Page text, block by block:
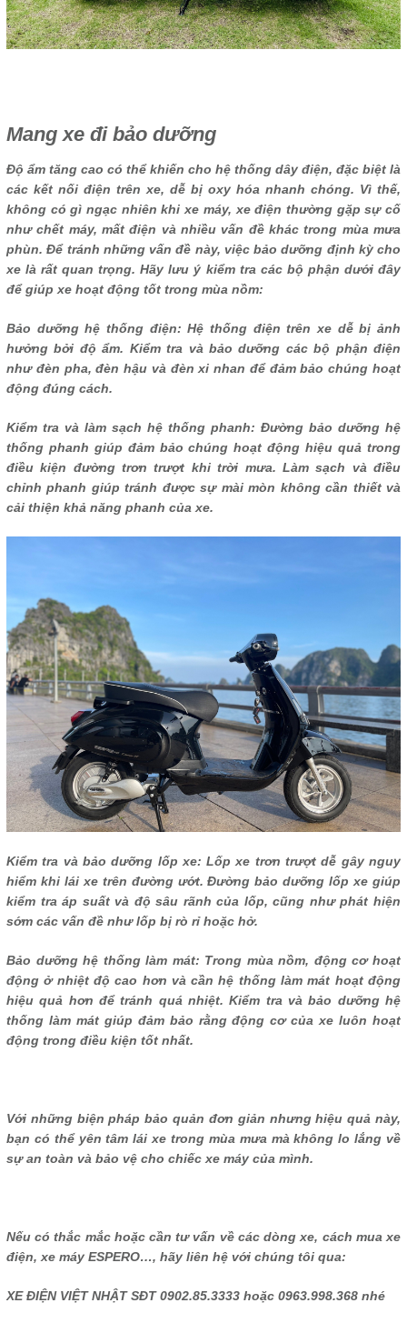
Mang xe đi bảo dưỡng
Độ ẩm tăng cao có thể khiến cho hệ thống dây điện, đặc biệt là
các kết nối điện trên xe, dễ bị oxy hóa nhanh chóng. Vì thế,
không có gì ngạc nhiên khi xe máy, xe điện thường gặp sự cố
như chết máy, mất điện và nhiều vấn đề khác trong mùa mưa
phùn. Để tránh những vấn đề này, việc bảo dưỡng định kỳ cho
xe là rất quan trọng. Hãy lưu ý kiểm tra các bộ phận dưới đây
để giúp xe hoạt động tốt trong mùa nồm:
Bảo dưỡng hệ thống điện: Hệ thống điện trên xe dễ bị ảnh
hưởng bởi độ ẩm. Kiểm tra và bảo dưỡng các bộ phận điện
như đèn pha, đèn hậu và đèn xi nhan để đảm bảo chúng hoạt
động đúng cách.
Kiểm tra và làm sạch hệ thống phanh: Đường bảo dưỡng hệ
thống phanh giúp đảm bảo chúng hoạt động hiệu quả trong
điều kiện đường trơn trượt khi trời mưa. Làm sạch và điều
chỉnh phanh giúp tránh được sự mài mòn không cần thiết và
cải thiện khả năng phanh của xe.
Kiểm tra và bảo dưỡng lốp xe: Lốp xe trơn trượt dễ gây nguy
hiểm khi lái xe trên đường ướt. Đường bảo dưỡng lốp xe giúp
kiểm tra áp suất và độ sâu rãnh của lốp, cũng như phát hiện
sớm các vấn đề như lốp bị rò rỉ hoặc hở.
Bảo dưỡng hệ thống làm mát: Trong mùa nồm, động cơ hoạt
động ở nhiệt độ cao hơn và cần hệ thống làm mát hoạt động
hiệu quả hơn để tránh quá nhiệt. Kiểm tra và bảo dưỡng hệ
thống làm mát giúp đảm bảo rằng động cơ của xe luôn hoạt
động trong điều kiện tốt nhất.
Với những biện pháp bảo quản đơn giản nhưng hiệu quả này,
bạn có thể yên tâm lái xe trong mùa mưa mà không lo lắng về
sự an toàn và bảo vệ cho chiếc xe máy của mình.
Nếu có thắc mắc hoặc cần tư vấn về các dòng xe, cách mua xe
điện, xe máy ESPERO…, hãy liên hệ với chúng tôi qua:
XE ĐIỆN VIỆT NHẬT SĐT 0902.85.3333 hoặc 0963.998.368 nhé